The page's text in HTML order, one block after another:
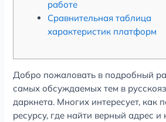
работе
Сравнительная таблица
характеристик платформ
Добро пожаловать в подробный
самых обсуждаемых тем в
даркнета. Многих интересует, как
ресурсу, где найти верный адрес и